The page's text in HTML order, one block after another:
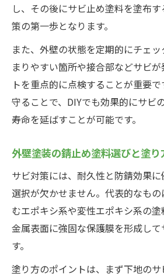
し、その後にサビ止め塗料を塗布
策の第一歩となります。
また、外壁の状態を定期的にチェ
まりやすい箇所や接合部などサビ
トを重点的に点検することが重要
守ることで、DIYでも効果的にサビ
寿命を延ばすことが可能です。
外壁塗装の錆止め塗料選びと塗り
サビ対策には、耐久性と防錆効果
選択が欠かせません。代表的なも
むエポキシ系や変性エポキシ系の
金属表面に強固な保護膜を形成し
す。
塗り方のポイントは、まず下地の